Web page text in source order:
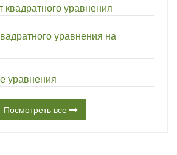
квадратного уравнения
уравнения на
уравнения
Посмотреть все